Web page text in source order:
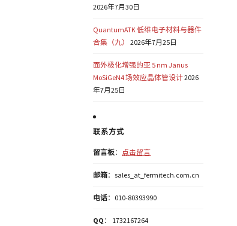
2026年7月30日
QuantumATK 低维电子材料与器件
合集（九）
2026年7月25日
面外极化增强的亚 5 nm Janus
MoSiGeN4 场效应晶体管设计2026
年7月25日
联系方式
留言板： 点击留言
邮箱：sales_at_fermitech.com.cn
电话：010-80393990
QQ ： 1732167264